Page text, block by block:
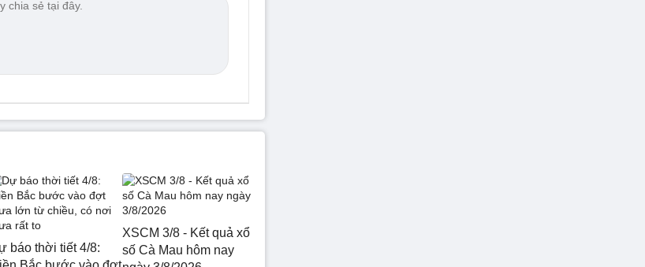
báo thời tiết 4/8:
XSCM 3/8 - Kết quả xổ
số Cà Mau hôm nay